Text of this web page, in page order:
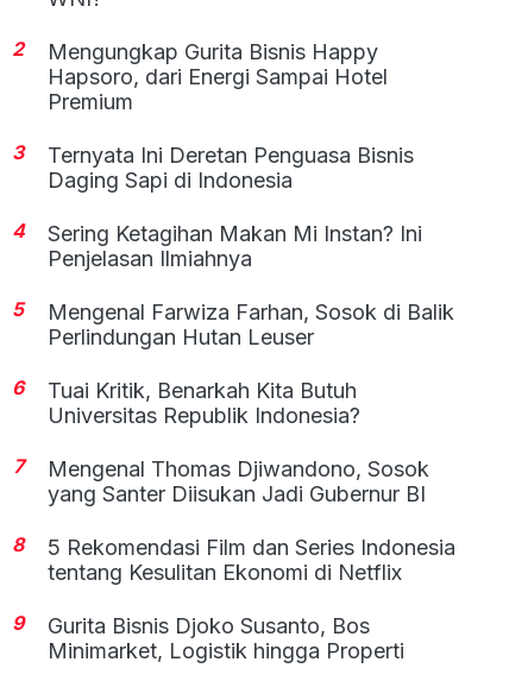
2
Mengungkap Gurita Bisnis Happy
Hapsoro, dari Energi Sampai Hotel
Premium
3
Ternyata Ini Deretan Penguasa Bisnis
Daging Sapi di Indonesia
4
Sering Ketagihan Makan Mi Instan? Ini
Penjelasan Ilmiahnya
5
Mengenal Farwiza Farhan, Sosok di Balik
Perlindungan Hutan Leuser
6
Tuai Kritik, Benarkah Kita Butuh
Universitas Republik Indonesia?
7
Mengenal Thomas Djiwandono, Sosok
yang Santer Diisukan Jadi Gubernur BI
8
5 Rekomendasi Film dan Series Indonesia
tentang Kesulitan Ekonomi di Netflix
9
Gurita Bisnis Djoko Susanto, Bos
Minimarket, Logistik hingga Properti